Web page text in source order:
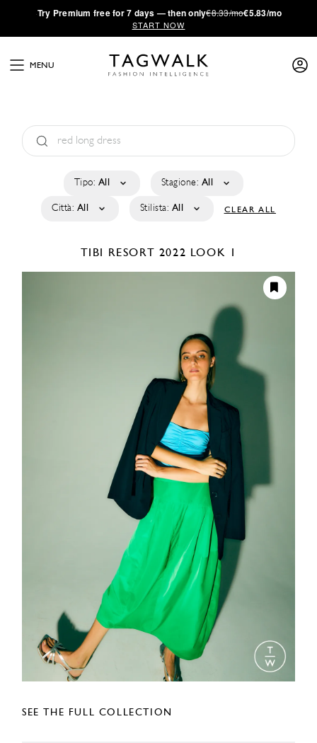
·Try Premium free for 7 days — then only€8.33/mo€5.83/mo
START NOW
MENU
Tipo: All Stagione: All
Città: All Stilista: All CLEAR ALL
TIBI RESORT 2022 LOOK 1
SEE THE FULL COLLECTION